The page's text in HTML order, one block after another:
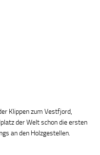
Klippen zum Vestfjord,
der Welt schon die ersten
an den Holzgestellen.